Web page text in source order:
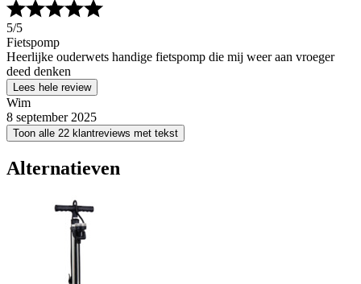
5/5
Fietspomp
Heerlijke ouderwets handige fietspomp die mij weer aan vroeger
deed denken
Lees hele review
Wim
8 september 2025
Toon alle 22 klantreviews met tekst
Alternatieven